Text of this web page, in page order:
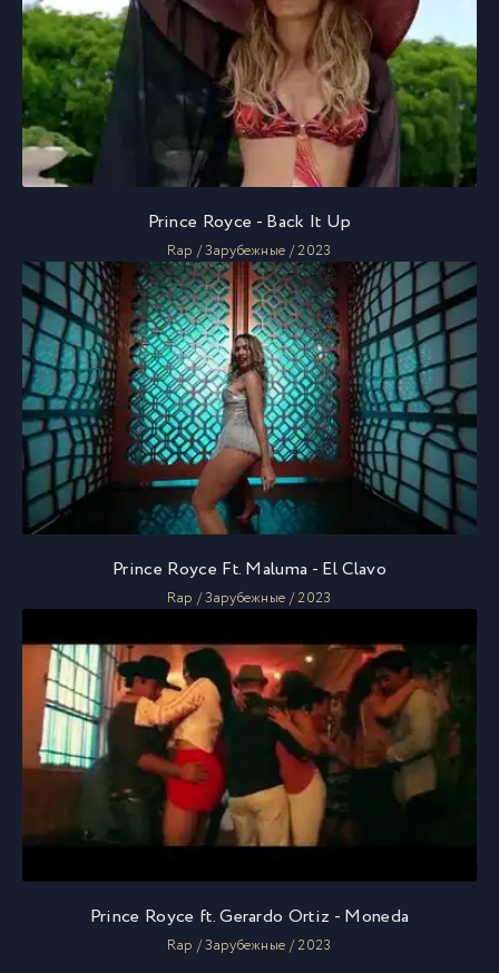
Prince Royce - Back It Up
Rap / Зарубежные / 2023
Prince Royce Ft. Maluma - El Clavo
Rap / Зарубежные / 2023
Prince Royce ft. Gerardo Ortiz - Moneda
Rap / Зарубежные / 2023